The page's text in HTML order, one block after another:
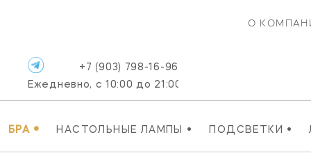
О
БРА • НАСТОЛЬНЫЕ ЛАМПЫ • ПОДСВЕТКИ •
+7 (903) 798-16-96
Ежедневно, с 10:00 до 21:00